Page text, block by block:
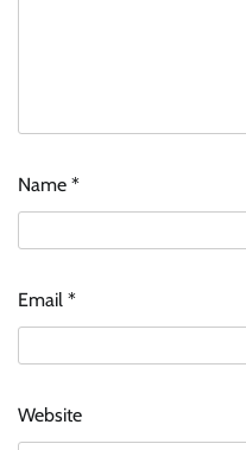
Name *
Email *
Website